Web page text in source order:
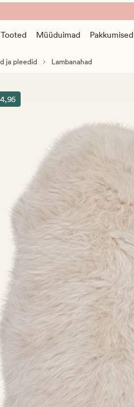
Tooted Müüduimad Pakkumised
ja pleedid Lambanahad